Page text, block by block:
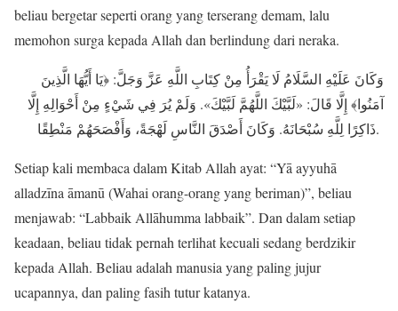
beliau bergetar seperti orang yang terserang demam, lalu
memohon surga kepada Allah dan berlindung dari neraka.
وَكَانَ عَلَيْهِ السَّلَامُ لَا يَقْرَأُ مِنْ كِتَابِ اللَّهِ عَزَّ وَجَلَّ: ﴿يَا أَيُّهَا الَّذِينَ
آمَنُوا﴾ إِلَّا قَالَ: «لَبَّيْكَ اللَّهُمَّ لَبَّيْكَ». وَلَمْ يُرَ فِي شَيْءٍ مِنْ أَحْوَالِهِ إِلَّا
ذَاكِرًا لِلَّهِ سُبْحَانَهُ. وَكَانَ أَصْدَقَ النَّاسِ لَهْجَةً، وَأَفْصَحَهُمْ مَنْطِقًا.
Setiap kali membaca dalam Kitab Allah ayat: “Yā ayyuhā
alladzīna āmanū (Wahai orang-orang yang beriman)”, beliau
menjawab: “Labbaik Allāhumma labbaik”. Dan dalam setiap
keadaan, beliau tidak pernah terlihat kecuali sedang berdzikir
kepada Allah. Beliau adalah manusia yang paling jujur
ucapannya, dan paling fasih tutur katanya.